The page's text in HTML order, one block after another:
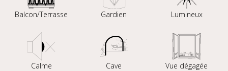
Balcon/Terrasse Gardien Lumineux
Calme Cave Vue dégagée